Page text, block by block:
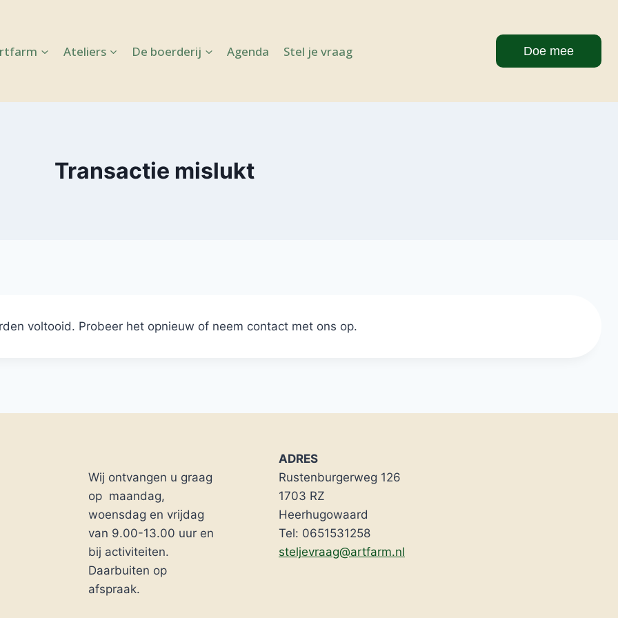
Ateliers De boerderij Agenda Stel je vraag Doe mee
Transactie mislukt
voltooid. Probeer het opnieuw of neem contact met ons op.
Wij ontvangen u graag
op maandag,
woensdag en vrijdag
van 9.00-13.00 uur en
bij activiteiten.
Daarbuiten op
afspraak.
ADRES
Rustenburgerweg 126
1703 RZ
Heerhugowaard
Tel: 0651531258
steljevraag@artfarm.nl